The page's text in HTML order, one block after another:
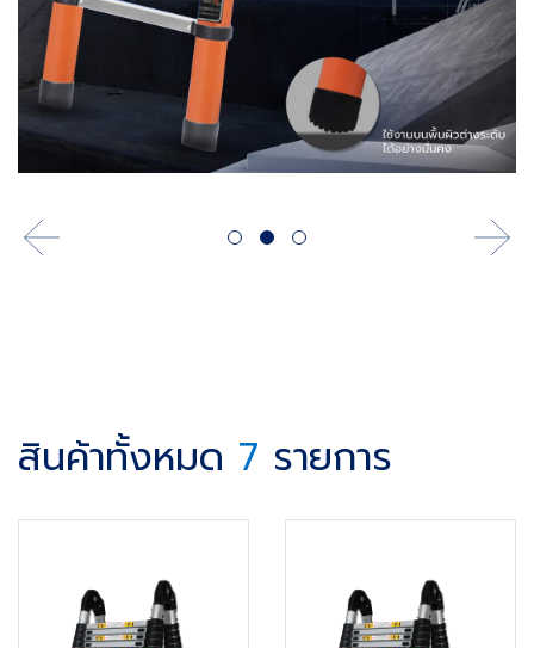
สินค้าทั้งหมด 7 รายการ